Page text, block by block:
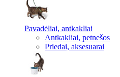
Pavadėliai, antkakliai
Antkakliai, petnešos
Priedai, aksesuarai